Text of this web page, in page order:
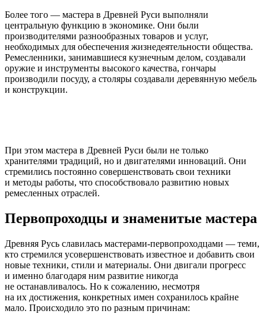
Более того — мастера в Древней Руси выполняли
центральную функцию в экономике. Они были
производителями разнообразных товаров и услуг,
необходимых для обеспечения жизнедеятельности общества.
Ремесленники, занимавшиеся кузнечным делом, создавали
оружие и инструменты высокого качества, гончары
производили посуду, а столяры создавали деревянную мебель
и конструкции.
При этом мастера в Древней Руси были не только
хранителями традиций, но и двигателями инноваций. Они
стремились постоянно совершенствовать свои техники
и методы работы, что способствовало развитию новых
ремесленных отраслей.
Первопроходцы и знаменитые мастера
Древняя Русь славилась мастерами-первопроходцами — теми,
кто стремился усовершенствовать известное и добавить свои
новые техники, стили и материалы. Они двигали прогресс
и именно благодаря ним развитие никогда
не останавливалось. Но к сожалению, несмотря
на их достижения, конкретных имен сохранилось крайне
мало. Происходило это по разным причинам: